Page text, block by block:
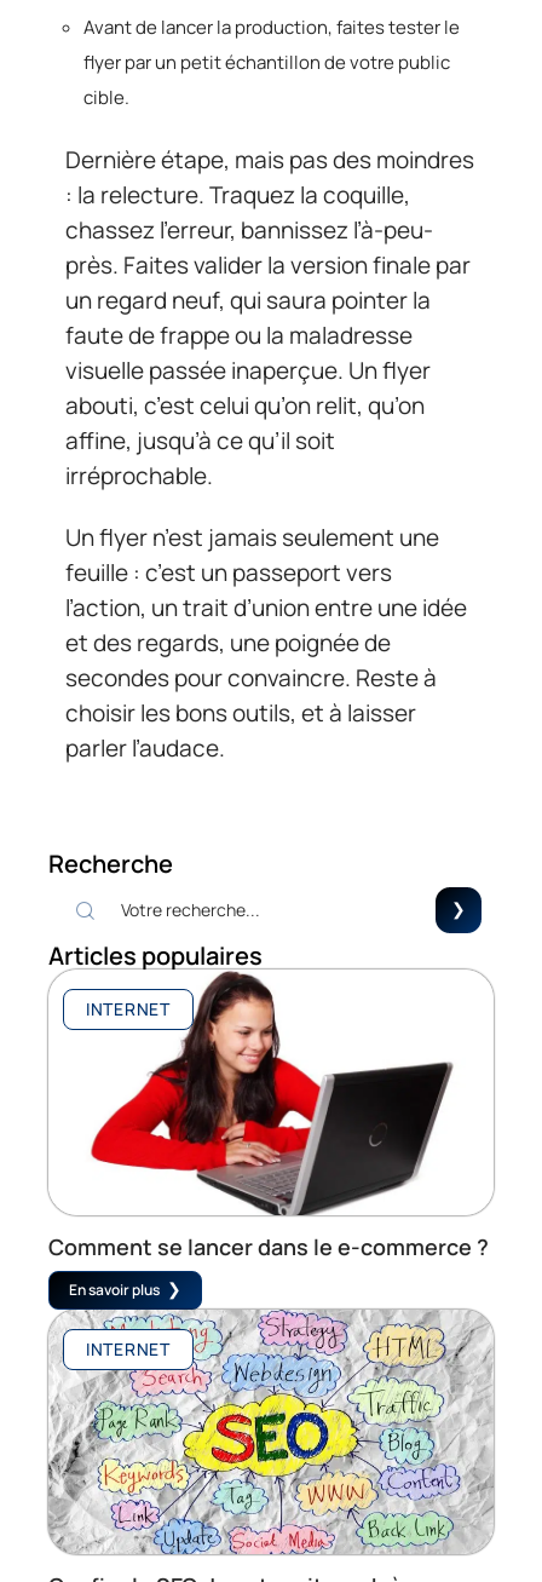
Avant de lancer la production, faites tester le
flyer par un petit échantillon de votre public
cible.
Dernière étape, mais pas des moindres
: la relecture. Traquez la coquille,
chassez l’erreur, bannissez l’à-peu-
près. Faites valider la version finale par
un regard neuf, qui saura pointer la
faute de frappe ou la maladresse
visuelle passée inaperçue. Un flyer
abouti, c’est celui qu’on relit, qu’on
affine, jusqu’à ce qu’il soit
irréprochable.
Un flyer n’est jamais seulement une
feuille : c’est un passeport vers
l’action, un trait d’union entre une idée
et des regards, une poignée de
secondes pour convaincre. Reste à
choisir les bons outils, et à laisser
parler l’audace.
Recherche
Articles populaires
INTERNET
Comment se lancer dans le e-commerce ?
En savoir plus
INTERNET